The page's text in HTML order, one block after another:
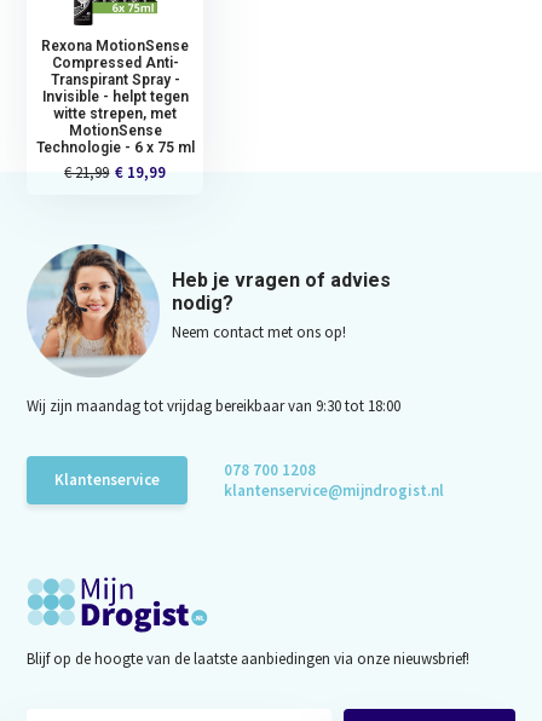
Rexona MotionSense
Compressed Anti-
Transpirant Spray -
Invisible - helpt tegen
witte strepen, met
MotionSense
Technologie - 6 x 75 ml
€ 21,99 € 19,99
Heb je vragen of advies
nodig?
Neem contact met ons op!
Wij zijn maandag tot vrijdag bereikbaar van 9:30 tot 18:00
Klantenservice
078 700 1208
klantenservice@mijndrogist.nl
Blijf op de hoogte van de laatste aanbiedingen via onze nieuwsbrief!